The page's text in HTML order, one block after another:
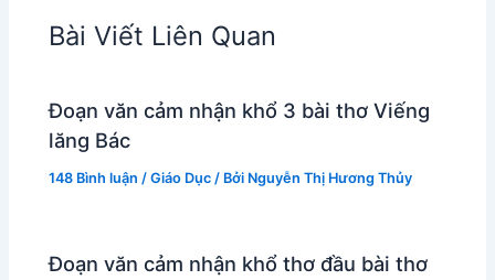
Bài Viết Liên Quan
Đoạn văn cảm nhận khổ 3 bài thơ Viếng
lăng Bác
148 Bình luận /Giáo Dục / Bởi Nguyễn Thị Hương Thủy
Đoạn văn cảm nhận khổ thơ đầu bài thơ